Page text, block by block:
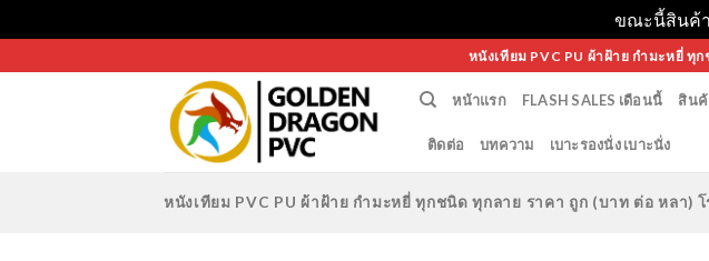
ขณะนี้สินค้า
to
หนังเทียม PVC PU ผ้าฝ้าย กำมะหยี่ ทุ
หน้าแรก FLASH SALES เดือนนี้ สิน
ติดต่อ บทความ เบาะรองนั่ง เบาะนั่ง
หนังเทียม PVC PU ผ้าฝ้าย กำมะหยี่ ทุกชนิด ทุกลาย ราคา ถูก (บาท ต่อ หลา)